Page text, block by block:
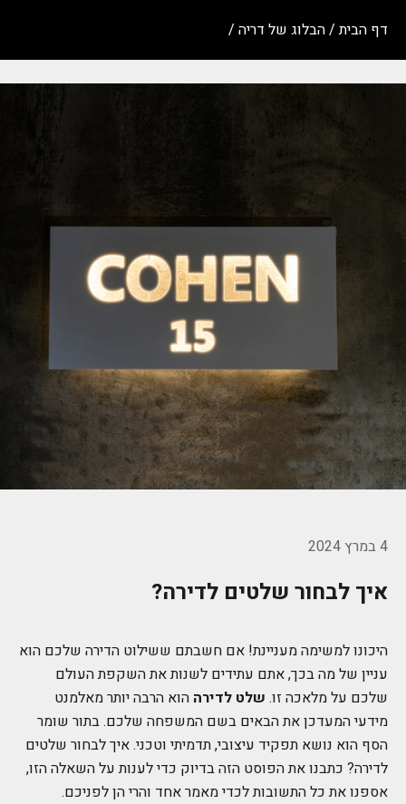
דף הבית /הבלוג של דריה /
4 במרץ 2024
איך לבחור שלטים לדירה?
היכונו למשימה מעניינת! אם חשבתם ששילוט הדירה שלכם הוא
עניין של מה בכך, אתם עתידים לשנות את השקפת העולם
שלכם על מלאכה זו. שלט לדירה הוא הרבה יותר מאלמנט
מידעי המעדכן את הבאים בשם המשפחה שלכם. בתור שומר
הסף הוא נושא תפקיד עיצובי, תדמיתי וטכני. איך לבחור שלטים
לדירה? כתבנו את הפוסט הזה בדיוק כדי לענות על השאלה הזו,
אספנו את כל התשובות לכדי מאמר אחד והרי הן לפניכם.